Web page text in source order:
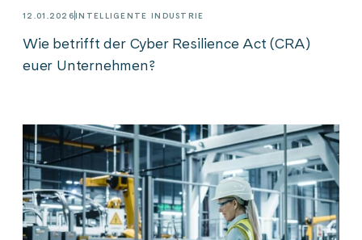
12.01.2026INTELLIGENTE INDUSTRIE
Wie betrifft der Cyber Resilience Act (CRA)
euer Unternehmen?